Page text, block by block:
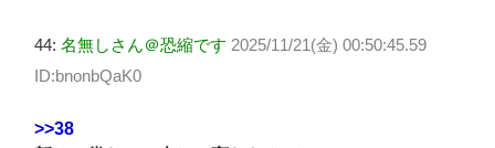
44: 名無しさん＠恐縮です 2025/11/21(金) 00:50:45.59
ID:bnonbQaK0
>>38